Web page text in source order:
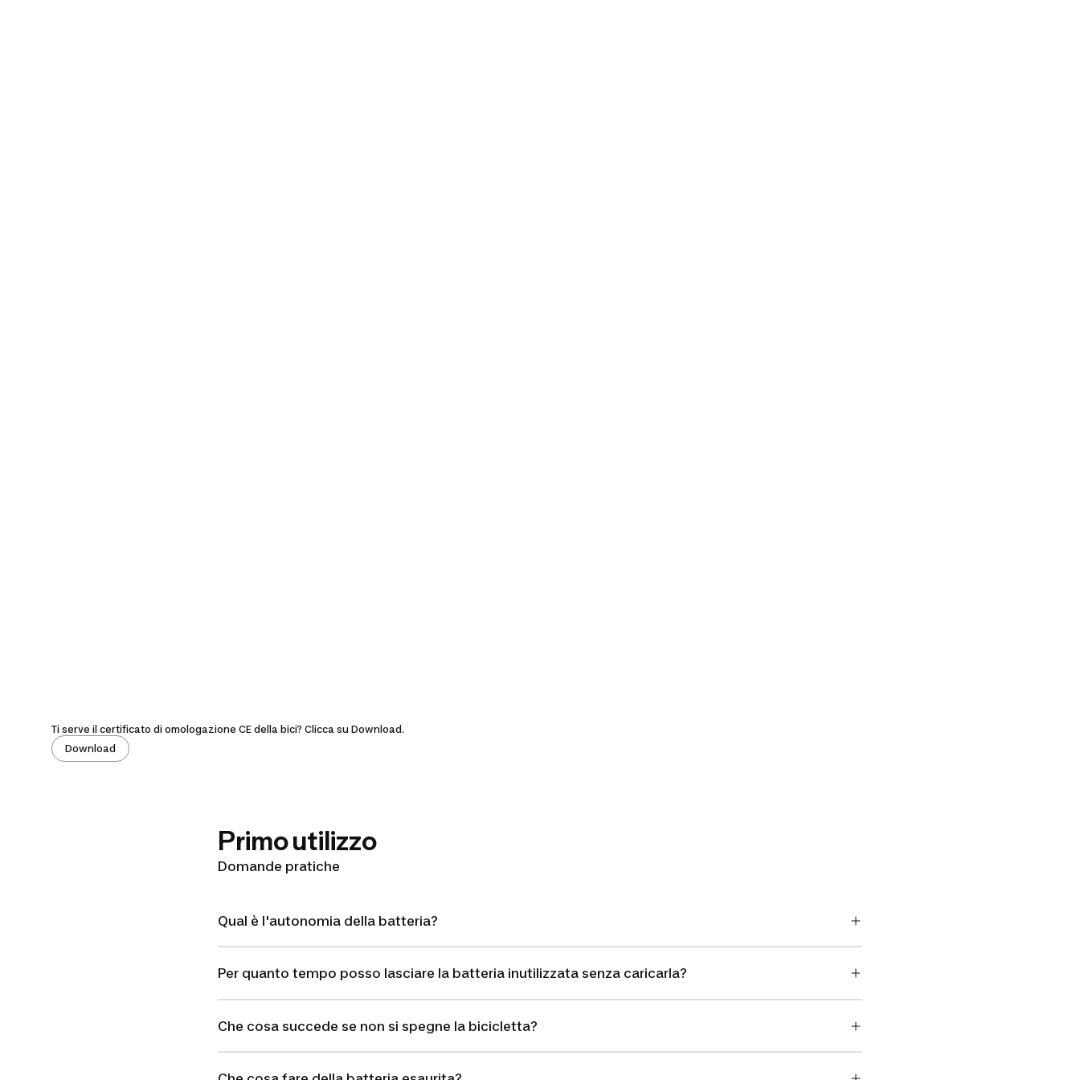
Ti serve il certificato di omologazione CE della bici? Clicca su Download.
Download
Primo utilizzo
Domande pratiche
Qual è l'autonomia della batteria?
Per quanto tempo posso lasciare la batteria inutilizzata senza caricarla?
Che cosa succede se non si spegne la bicicletta?